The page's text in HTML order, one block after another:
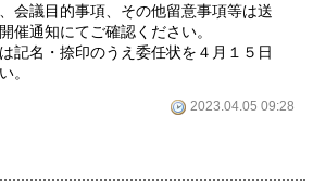
会議目的事項、その他留意事項等は送
催通知にてご確認ください。
記名・捺印のうえ委任状を４月１５日
。
2023.04.05 09:28